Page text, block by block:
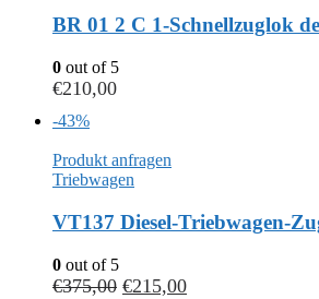
BR 01 2 C 1-Schnellzuglok
0 out of 5
€210,00
-43%
Produkt anfragen
Triebwagen
VT137 Diesel-Triebwagen-
0 out of 5
€375,00 €215,00